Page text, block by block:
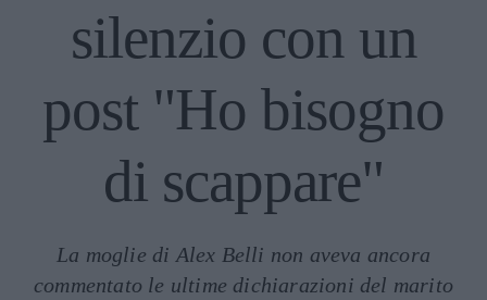
silenzio con un
post "Ho bisogno
di scappare"
La moglie di Alex Belli non aveva ancora
commentato le ultime dichiarazioni del marito